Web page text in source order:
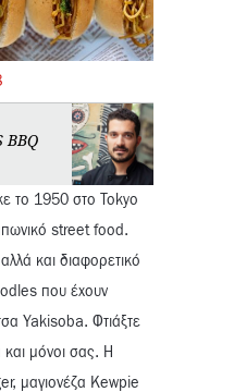
BBQ
το 1950 στο Tokyo
street food.
και διαφορετικό
που έχουν
Yakisoba. Φτιάξτε
και μόνοι σας. Η
μαγιονέζα Kewpie